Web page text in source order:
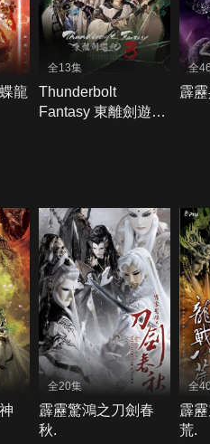
龍
全13集
Thunderbolt
Fantasy 東離劍遊紀
全
霹
全20集
霹靂驚鴻之刀劍春
秋.
全
霹
荒.